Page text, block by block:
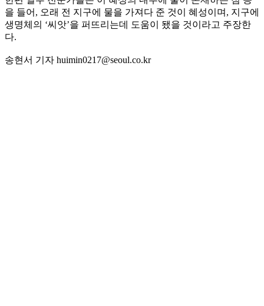
을 들어, 오래 전 지구에 물을 가져다 준 것이 혜성이며, 지구에
생명체의 ‘씨앗’을 퍼뜨리는데 도움이 됐을 것이라고 주장한
다.
송현서 기자 huimin0217@seoul.co.kr